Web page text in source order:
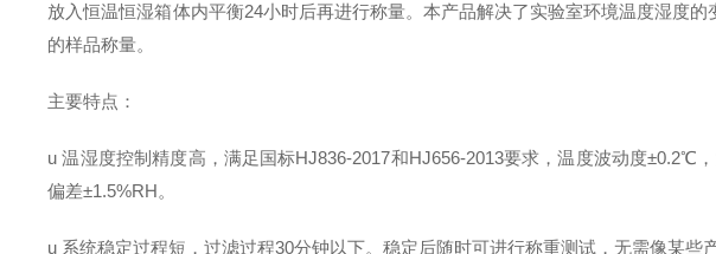
放入恒温恒湿箱体内平衡24小时后再进行称量。本产品解决了实验室环境温度湿度
的样品称量。
主要特点：
u 温湿度控制精度高，满足国标HJ836-2017和HJ656-2013要求，温度波动度
偏差±1.5%RH。
u 系统稳定过程短，过滤过程30分钟以下。稳定后随时可进行称重测试，无需像某些